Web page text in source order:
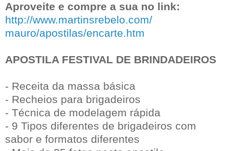
Aproveite e compre a sua no link:
http://www.martinsrebelo.com/
mauro/apostilas/encarte.htm
APOSTILA FESTIVAL DE BRINDADEIROS
- Receita da massa básica
- Recheios para brigadeiros
- Técnica de modelagem rápida
- 9 Tipos diferentes de brigadeiros com
sabor e formatos diferentes